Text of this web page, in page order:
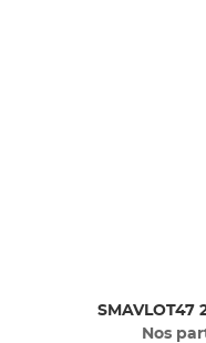
SMAVLOT47
Nos